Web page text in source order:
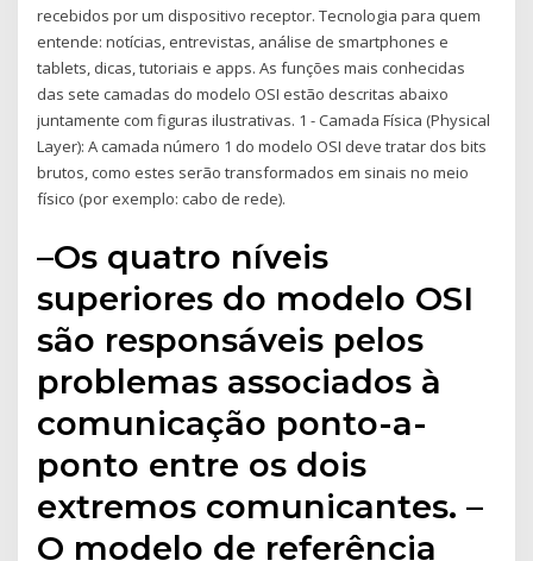
recebidos por um dispositivo receptor. Tecnologia para quem
entende: notícias, entrevistas, análise de smartphones e
tablets, dicas, tutoriais e apps. As funções mais conhecidas
das sete camadas do modelo OSI estão descritas abaixo
juntamente com figuras ilustrativas. 1 - Camada Física (Physical
Layer): A camada número 1 do modelo OSI deve tratar dos bits
brutos, como estes serão transformados em sinais no meio
físico (por exemplo: cabo de rede).
–Os quatro níveis
superiores do modelo OSI
são responsáveis pelos
problemas associados à
comunicação ponto-a-
ponto entre os dois
extremos comunicantes. –
O modelo de referência